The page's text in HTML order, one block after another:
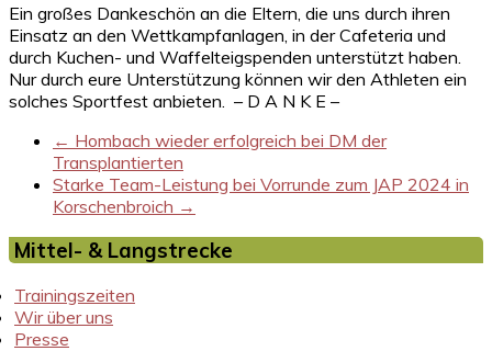
Ein großes Dankeschön an die Eltern, die uns durch ihren
Einsatz an den Wettkampfanlagen, in der Cafeteria und
durch Kuchen- und Waffelteigspenden unterstützt haben.
Nur durch eure Unterstützung können wir den Athleten ein
solches Sportfest anbieten. – D A N K E –
← Hombach wieder erfolgreich bei DM der
Transplantierten
Starke Team-Leistung bei Vorrunde zum JAP 2024 in
Korschenbroich →
Mittel- & Langstrecke
Trainingszeiten
Wir über uns
Presse